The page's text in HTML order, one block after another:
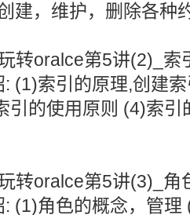
建，维护，删除各种
转oralce第5讲(2)_索
: (1)索引的原理,创建
引的使用原则 (4)索
转oralce第5讲(3)_角
: (1)角色的概念，管